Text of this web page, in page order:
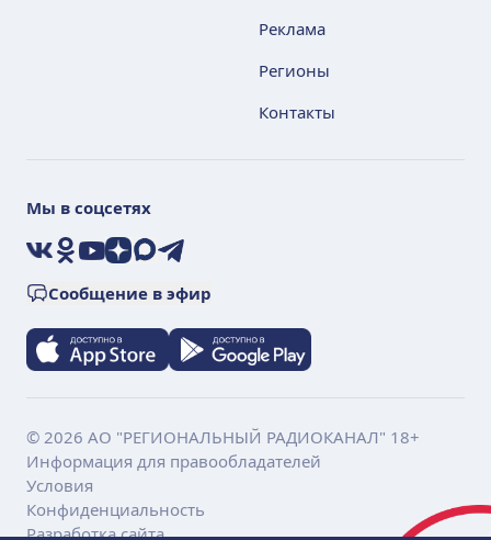
Реклама
Регионы
Контакты
Мы в соцсетях
VKOkYouTube
ДзенMaxTelegram
Сообщение в эфир
© 2026 АО "РЕГИОНАЛЬНЫЙ РАДИОКАНАЛ" 18+
Информация для правообладателей
Условия
Конфиденциальность
Разработка сайта